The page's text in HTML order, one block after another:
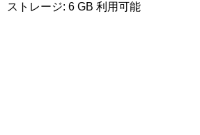
ストレージ: 6 GB 利用可能